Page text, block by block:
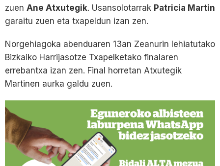
zuen Ane Atxutegik. Usansolotarrak Patricia Martin
garaitu zuen eta txapeldun izan zen.
Norgehiagoka abenduaren 13an Zeanurin lehiatutako
Bizkaiko Harrijasotze Txapelketako finalaren
errebantxa izan zen. Final horretan Atxutegik
Martinen aurka galdu zuen.